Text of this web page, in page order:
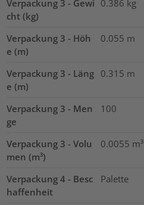
Verpackung 3 - Gewi
cht (kg)
0.386 kg
Verpackung 3 - Höh
e (m)
0.055 m
Verpackung 3 - Läng
e (m)
0.315 m
Verpackung 3 - Men
ge
100
Verpackung 3 - Volu
men (m³)
0.0055 m³
Verpackung 4 - Besc
haffenheit
Palette